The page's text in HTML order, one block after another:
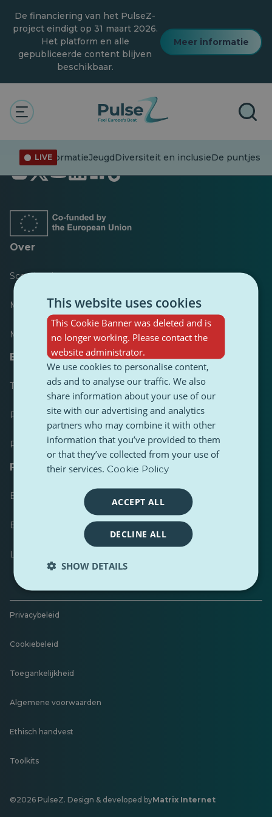
naar
hoofdinhoud
De financiering van het PulseZ-
project eindigt op 31 maart 2026.
Het platform en alle
gepubliceerde content blijven
beschikbaar.
Meer informatie
LIVE
DesinformatieJeugdDiversiteit en inclusieDe puntjes
Opent
in
tabblad
Opent
in
tabblad
Opent
in
tabblad
in
tabblad
in
tabblad
in
Over
Scorebord
Meest gepubliceerd
Meest gevolgd
Bronnen voor journalisten
Toolkits
PulseZ Content Stijlgids
PulseZ Richtlijn voor bijdragen
FAQs
Een verzoek indienen
Een probleem melden
Laat feedback achter
Privacybeleid
Cookiebeleid
Toegankelijkheid
Algemene voorwaarden
Ethisch handvest
Toolkits
©2026 PulseZ. Design & developed byMatrix Internet
Opent
This website uses cookies
This Cookie Banner was deleted and is
no longer working. Please contact the
website administrator.
We use cookies to personalise content,
ads and to analyse our traffic. We also
share information about your use of our
site with our advertising and analytics
partners who may combine it with other
information that you’ve provided to them
or that they’ve collected from your use of
their services. Cookie Policy
ACCEPT ALL
DECLINE ALL
SHOW DETAILS